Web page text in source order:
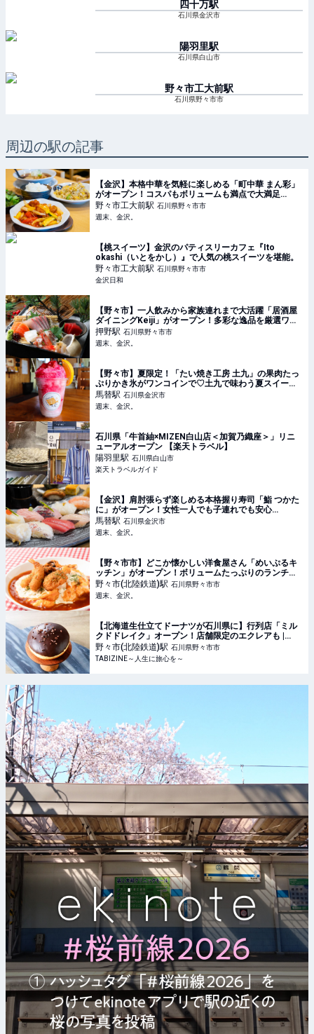
四十万駅
石川県金沢市
陽羽里駅
石川県白山市
野々市工大前駅
石川県野々市市
周辺の駅の記事
【金沢】本格中華を気軽に楽しめる「町中華 まん彩」
がオープン！コスパもボリュームも満点で大満足
♪【NEW OPEN】 - 週末、金沢。
野々市工大前駅 石川県野々市市
週末、金沢。
【桃スイーツ】金沢のパティスリーカフェ『Ito
okashi（いとをかし）』で人気の桃スイーツを堪能。
野々市工大前駅 石川県野々市市
金沢日和
【野々市】一人飲みから家族連れまで大活躍「居酒屋
ダイニングKeiji」がオープン！多彩な逸品を厳選ワイ
ンとともに愉しんで♡【NEW OPEN】 - 週末、金沢。
押野駅 石川県野々市市
週末、金沢。
【野々市】夏限定！「たい焼き工房 土九」の果肉たっ
ぷりかき氷がワンコインで♡土九で味わう夏スイー
ツ！ - 週末、金沢。
馬替駅 石川県金沢市
週末、金沢。
石川県「牛首紬×MIZEN白山店＜加賀乃織座＞」リニ
ューアルオープン 【楽天トラベル】
陽羽里駅 石川県白山市
楽天トラベルガイド
【金沢】肩肘張らず楽しめる本格握り寿司「鮨 つかた
に」がオープン！女性一人でも子連れでも安心
♪【NEW OPEN】 - 週末、金沢。
馬替駅 石川県金沢市
週末、金沢。
【野々市市】どこか懐かしい洋食屋さん「めいぷるキ
ッチン」がオープン！ボリュームたっぷりのランチに
注目♪【NEW OPEN】 - 週末、金沢。
野々市(北陸鉄道)駅 石川県野々市市
週末、金沢。
【北海道生仕立てドーナツが石川県に】行列店「ミル
クドドレイク」オープン！店舗限定のエクレアも |
TABIZINE～人生に旅心を～
野々市(北陸鉄道)駅 石川県野々市市
TABIZINE～人生に旅心を～